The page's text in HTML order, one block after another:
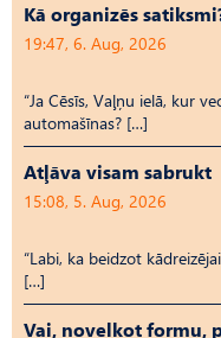
Kā organizēs
19:47, 6. Aug, 2026
“Ja Cēsīs, Vaļņu ielā, kur
automašīnas? […]
Atļāva visam sabrukt
15:08, 5. Aug, 2026
“Labi, ka beidzot
[…]
Vai, novelkot formu,